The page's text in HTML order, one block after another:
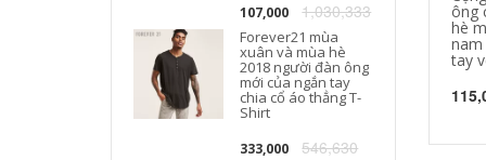
107,000 1,030,333
Forever21 mùa
xuân và mùa hè
2018 người đàn ông
mới của ngắn tay
chia cổ áo thẳng T-
Shirt
333,000 546,630
ông
hè
nam
tay